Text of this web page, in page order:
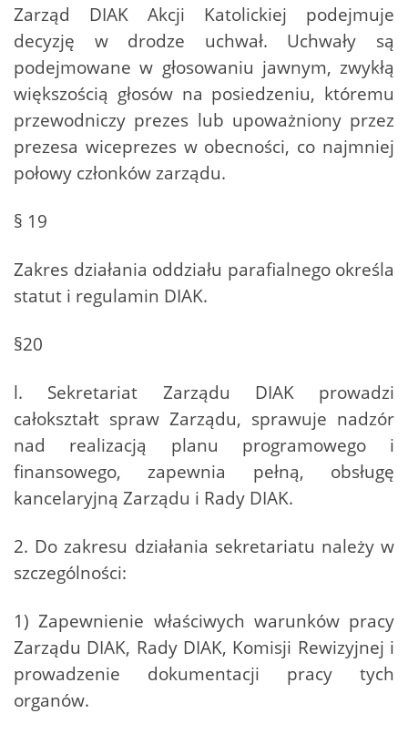
Zarząd DIAK Akcji Katolickiej podejmuje
decyzję w drodze uchwał. Uchwały są
podejmowane w głosowaniu jawnym, zwykłą
większością głosów na posiedzeniu, któremu
przewodniczy prezes lub upoważniony przez
prezesa wiceprezes w obecności, co najmniej
połowy członków zarządu.
§ 19
Zakres działania oddziału parafialnego określa
statut i regulamin DIAK.
§20
l. Sekretariat Zarządu DIAK prowadzi
całokształt spraw Zarządu, sprawuje nadzór
nad realizacją planu programowego i
finansowego, zapewnia pełną, obsługę
kancelaryjną Zarządu i Rady DIAK.
2. Do zakresu działania sekretariatu należy w
szczególności:
1) Zapewnienie właściwych warunków pracy
Zarządu DIAK, Rady DIAK, Komisji Rewizyjnej i
prowadzenie dokumentacji pracy tych
organów.